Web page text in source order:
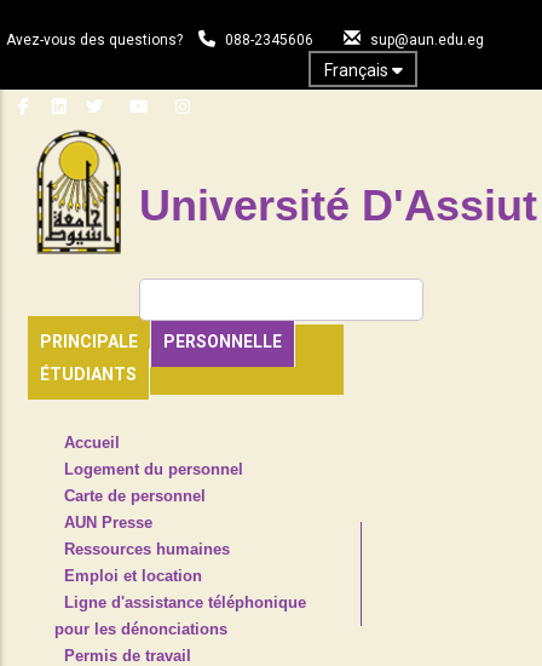
au
principal
Avez-vous des questions? 088-2345606 sup@aun.edu.eg
Français
Université D'Assiut
PRINCIPALE
PERSONNELLE
ÉTUDIANTS
HEADER
NAVIGATION
Accueil
Logement du personnel
Carte de personnel
AUN Presse
Ressources humaines
Emploi et location
Ligne d'assistance téléphonique
pour les dénonciations
Permis de travail